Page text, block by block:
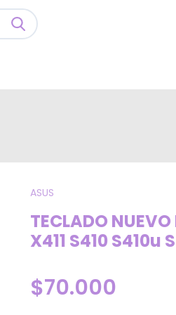
ASUS
TECLADO
X411 S410 S410u
$70.000